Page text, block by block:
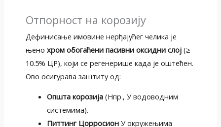
Отпорност на корозију
Дефинисање имовине нерђајућег челика је
њено хром обогаћени пасивни оксидни слој(≥
10.5% ЦР), који се регенерише када је оштећен.
Ово осигурава заштиту од:
Општа корозија (Нпр., У водоводним
системима).
Питтинг Цорросион У окружењима